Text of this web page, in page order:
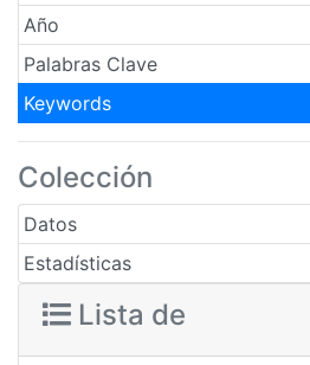
Año
Palabras Clave
Keywords
Colección
Datos
Estadísticas
Lista de